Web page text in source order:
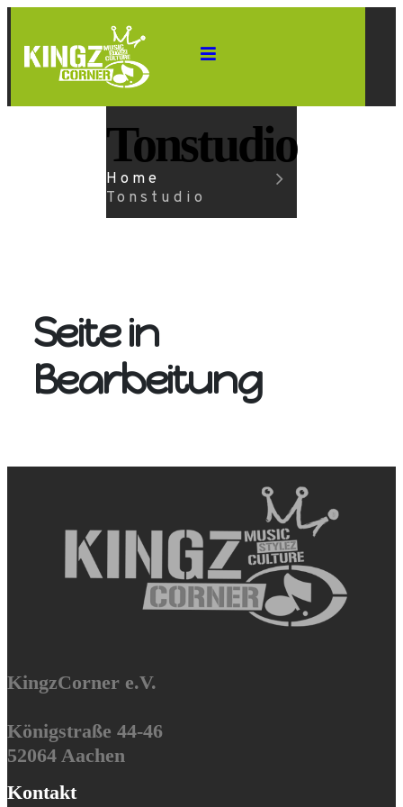
Tonstudio
Home
Tonstudio
Seite in
Bearbeitung
KingzCorner e.V.
Königstraße 44-46
52064 Aachen
Kontakt